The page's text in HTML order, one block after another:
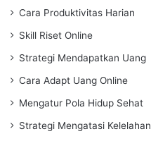
Cara Produktivitas Harian
Skill Riset Online
Strategi Mendapatkan Uang
Cara Adapt Uang Online
Mengatur Pola Hidup Sehat
Strategi Mengatasi Kelelahan